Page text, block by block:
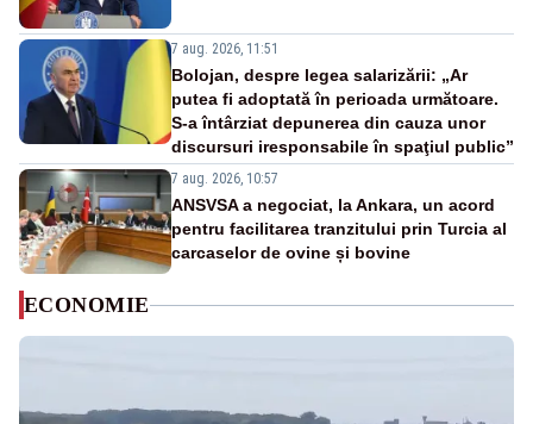
7 aug. 2026, 11:51
Bolojan, despre legea salarizării: „Ar
putea fi adoptată în perioada următoare.
S-a întârziat depunerea din cauza unor
discursuri iresponsabile în spaţiul public”
7 aug. 2026, 10:57
ANSVSA a negociat, la Ankara, un acord
pentru facilitarea tranzitului prin Turcia al
carcaselor de ovine și bovine
ECONOMIE